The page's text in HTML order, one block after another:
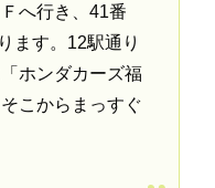
へ行き、 41番
ます。12駅通り
ホンダカーズ福
こからまっすぐ